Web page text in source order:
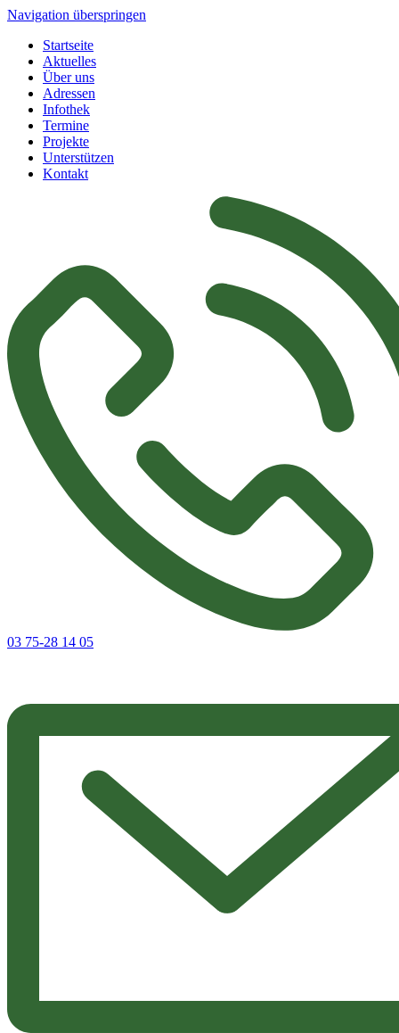
Navigation überspringen
Startseite
Aktuelles
Über uns
Adressen
Infothek
Termine
Projekte
Unterstützen
Kontakt
03 75-28 14 05